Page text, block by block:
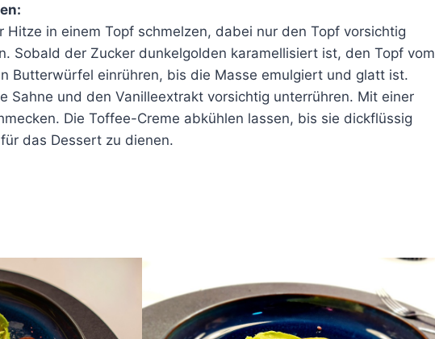
Hitze in einem Topf schmelzen, dabei nur den Topf vorsichtig
Sobald der Zucker dunkelgolden karamellisiert ist, den Topf vom
Butterwürfel einrühren, bis die Masse emulgiert und glatt ist.
Sahne und den Vanilleextrakt vorsichtig unterrühren. Mit einer
Die Toffee-Creme abkühlen lassen, bis sie dickflüssig
das Dessert zu dienen.